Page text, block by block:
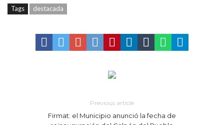
Tags destacada
Previous article
Firmat: el Municipio anunció la fecha de